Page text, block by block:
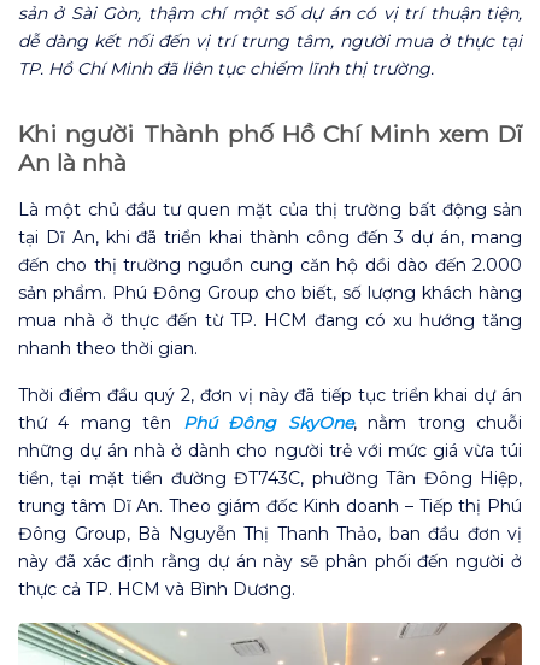
sản ở Sài Gòn, thậm chí một số dự án có vị trí thuận tiện,
dễ dàng kết nối đến vị trí trung tâm, người mua ở thực tại
TP. Hồ Chí Minh đã liên tục chiếm lĩnh thị trường.
Khi người Thành phố Hồ Chí Minh xem Dĩ
An là nhà
Là một chủ đầu tư quen mặt của thị trường bất động sản
tại Dĩ An, khi đã triển khai thành công đến 3 dự án, mang
đến cho thị trường nguồn cung căn hộ dồi dào đến 2.000
sản phẩm. Phú Đông Group cho biết, số lượng khách hàng
mua nhà ở thực đến từ TP. HCM đang có xu hướng tăng
nhanh theo thời gian.
Thời điểm đầu quý 2, đơn vị này đã tiếp tục triển khai dự án
thứ 4 mang tên Phú Đông SkyOne, nằm trong chuỗi
những dự án nhà ở dành cho người trẻ với mức giá vừa túi
tiền, tại mặt tiền đường ĐT743C, phường Tân Đông Hiệp,
trung tâm Dĩ An. Theo giám đốc Kinh doanh – Tiếp thị Phú
Đông Group, Bà Nguyễn Thị Thanh Thảo, ban đầu đơn vị
này đã xác định rằng dự án này sẽ phân phối đến người ở
thực cả TP. HCM và Bình Dương.